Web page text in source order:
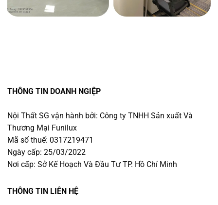
THÔNG TIN DOANH NGIỆP
Nội Thất SG vận hành bởi: Công ty TNHH Sản xuất Và
Thương Mại Funilux
Mã số thuế: 0317219471
Ngày cấp: 25/03/2022
Nơi cấp: Sở Kế Hoạch Và Đầu Tư TP. Hồ Chí Minh
THÔNG TIN LIÊN HỆ